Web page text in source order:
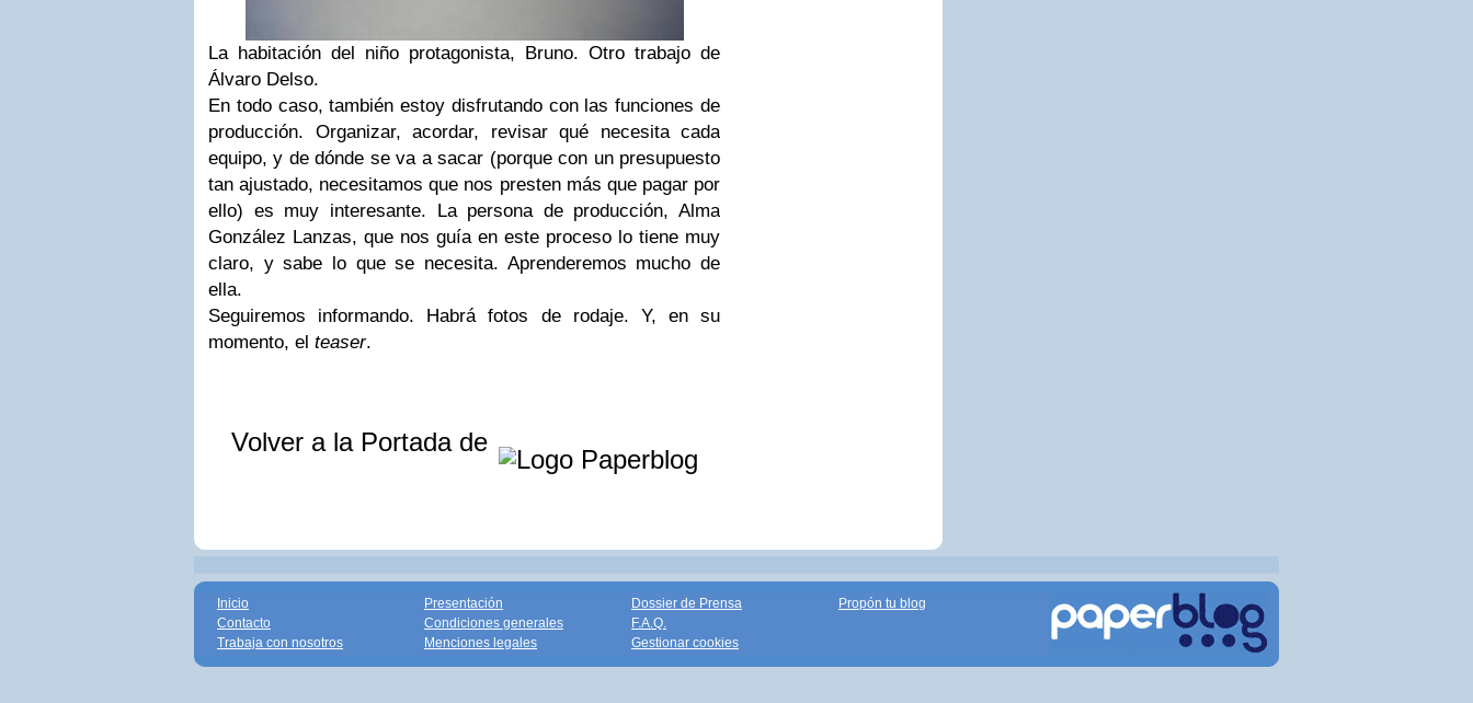
La habitación del niño protagonista, Bruno. Otro trabajo de
Álvaro Delso.
En todo caso, también estoy disfrutando con las funciones de
producción. Organizar, acordar, revisar qué necesita cada
equipo, y de dónde se va a sacar (porque con un presupuesto
tan ajustado, necesitamos que nos presten más que pagar por
ello) es muy interesante. La persona de producción, Alma
González Lanzas, que nos guía en este proceso lo tiene muy
claro, y sabe lo que se necesita. Aprenderemos mucho de
ella.
Seguiremos informando. Habrá fotos de rodaje. Y, en su
momento, el teaser.
Volver a la Portada de
Inicio
Contacto
Trabaja con nosotros
Presentación
Condiciones generales
Menciones legales
Dossier de Prensa
F.A.Q.
Gestionar cookies
Propón tu blog